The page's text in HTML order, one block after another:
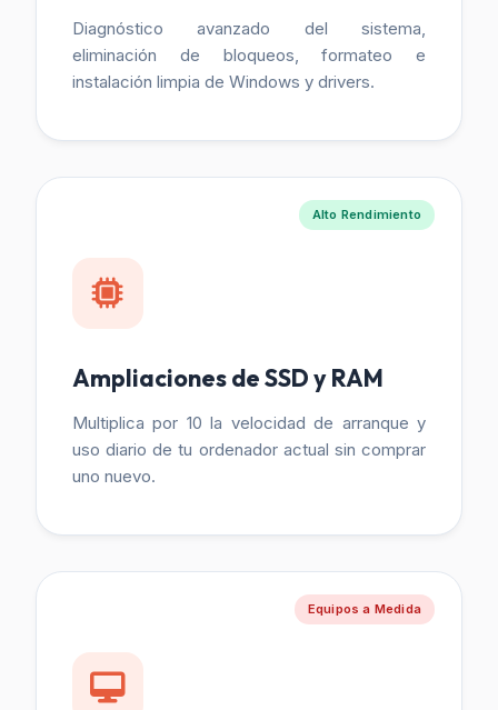
Diagnóstico avanzado del sistema,
eliminación de bloqueos, formateo e
instalación limpia de Windows y drivers.
Alto Rendimiento
Ampliaciones de SSD y RAM
Multiplica por 10 la velocidad de arranque y
uso diario de tu ordenador actual sin comprar
uno nuevo.
Equipos a Medida